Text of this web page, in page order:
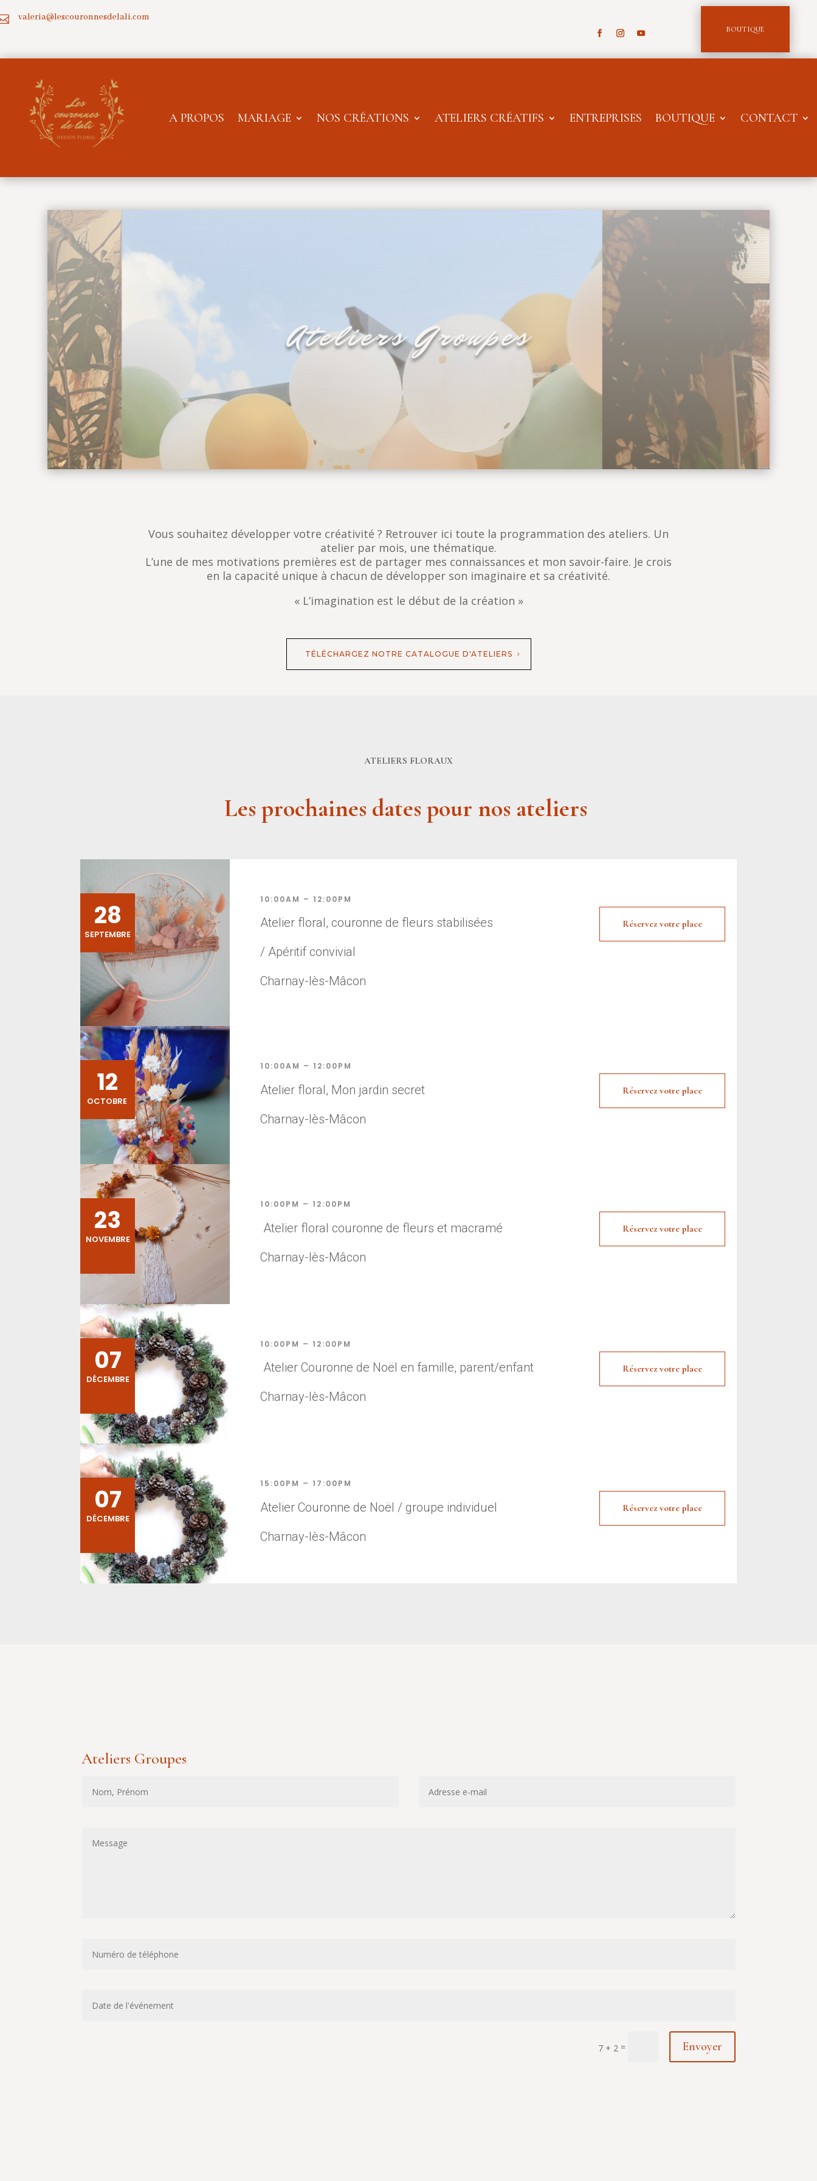
valeria@lescouronnesdelali.com
BOUTIQUE
A PROPOS MARIAGE NOS CRÉATIONS ATELIERS CRÉATIFS ENTREPRISES BOUTIQUE CONTACT
Ateliers Groupes
Vous souhaitez développer votre créativité ? Retrouver ici toute la programmation des ateliers. Un
atelier par mois, une thématique.
L’une de mes motivations premières est de partager mes connaissances et mon savoir-faire. Je crois
en la capacité unique à chacun de développer son imaginaire et sa créativité.
« L’imagination est le début de la création »
TÉLÉCHARGEZ NOTRE CATALOGUE D'ATELIERS
ATELIERS FLORAUX
Les prochaines dates pour nos ateliers
28
SEPTEMBRE
10:00AM – 12:00PM
Atelier floral, couronne de fleurs stabilisées
/ Apéritif convivial
Charnay-lès-Mâcon
Réservez votre place
12
OCTOBRE
10:00AM – 12:00PM
Atelier floral, Mon jardin secret
Charnay-lès-Mâcon
Réservez votre place
23
NOVEMBRE
10:00PM – 12:00PM
Atelier floral couronne de fleurs et macramé
Charnay-lès-Mâcon
Réservez votre place
07
DÉCEMBRE
10:00PM – 12:00PM
Atelier Couronne de Noël en famille, parent/enfant
Charnay-lès-Mâcon
Réservez votre place
07
DÉCEMBRE
15:00PM – 17:00PM
Atelier Couronne de Noël / groupe individuel
Charnay-lès-Mâcon
Réservez votre place
Ateliers Groupes
7 + 2 = Envoyer